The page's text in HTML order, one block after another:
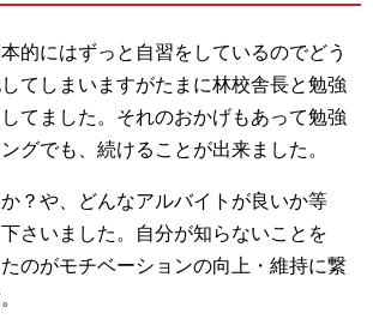
的にはずっと自習をしているのでどう
てしまいますがたまに林校舎長と勉強
てました。それのおかげもあって勉強
グでも、続けることが出来ました。
？や、どんなアルバイトが良いか等
さいました。自分が知らないことを
のがモチベーションの向上・維持に繋